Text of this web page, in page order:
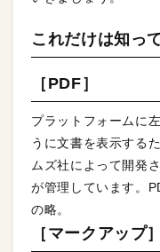
これだけは知っ
［PDF］
プラットフォームに
うに文書を表示する
ムズ社によって開発
が管理しています。
の略。
［マークアップ］